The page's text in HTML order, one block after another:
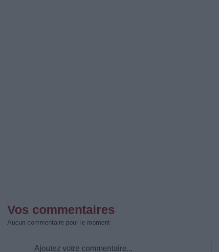
Vos commentaires
Aucun commentaire pour le moment